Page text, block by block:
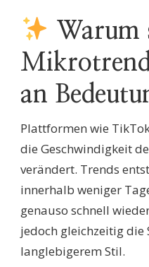
Warum
an
Plattformen wie
die Geschwindigkeit
verändert. Trends
innerhalb weniger
genauso schnell
jedoch gleichzeitig die
langlebigerem Stil.